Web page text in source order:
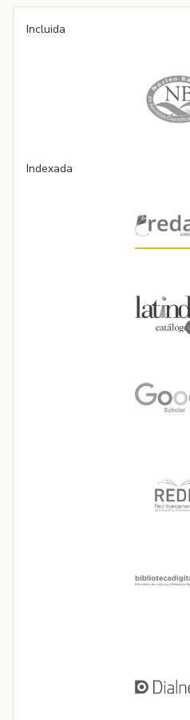
Incluida
Indexada